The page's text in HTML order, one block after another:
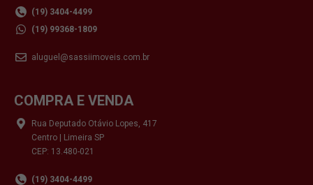
(19) 3404-4499
(19) 99368-1809
aluguel@sassiimoveis.com.br
COMPRA E VENDA
Rua Deputado Otávio Lopes, 417
Centro | Limeira SP
CEP: 13.480-021
(19) 3404-4499